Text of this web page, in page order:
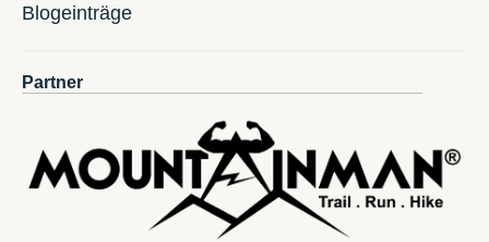
Blogeinträge
Partner